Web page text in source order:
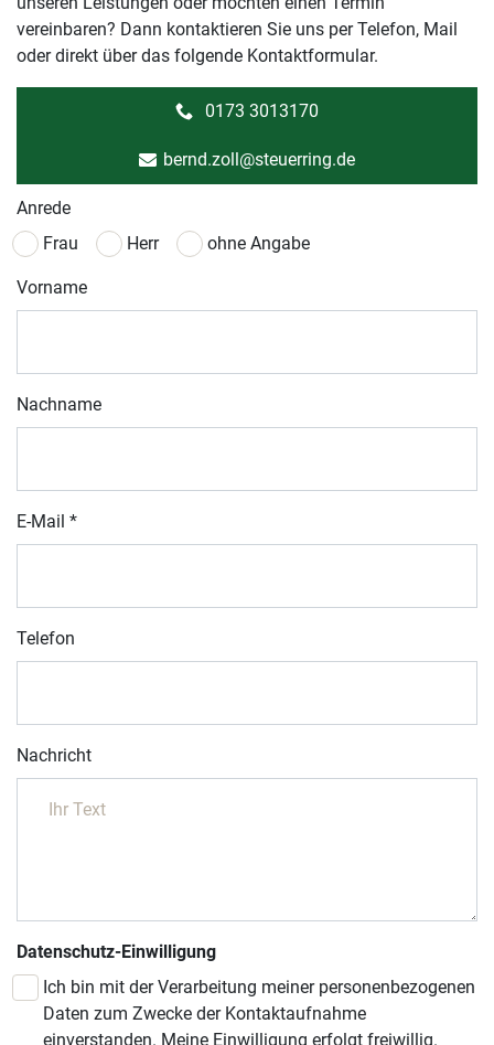
vereinbaren? Dann kontaktieren Sie uns per Telefon, Mail
oder direkt über das folgende Kontaktformular.
0173 3013170
bernd.zoll@steuerring.de
Anrede
Frau
Herr ohne Angabe
Vorname
Nachname
E-Mail *
Telefon
Nachricht
Datenschutz-Einwilligung
Ich bin mit der Verarbeitung meiner personenbezogenen
Daten zum Zwecke der Kontaktaufnahme
einverstanden. Meine Einwilligung erfolgt freiwillig.